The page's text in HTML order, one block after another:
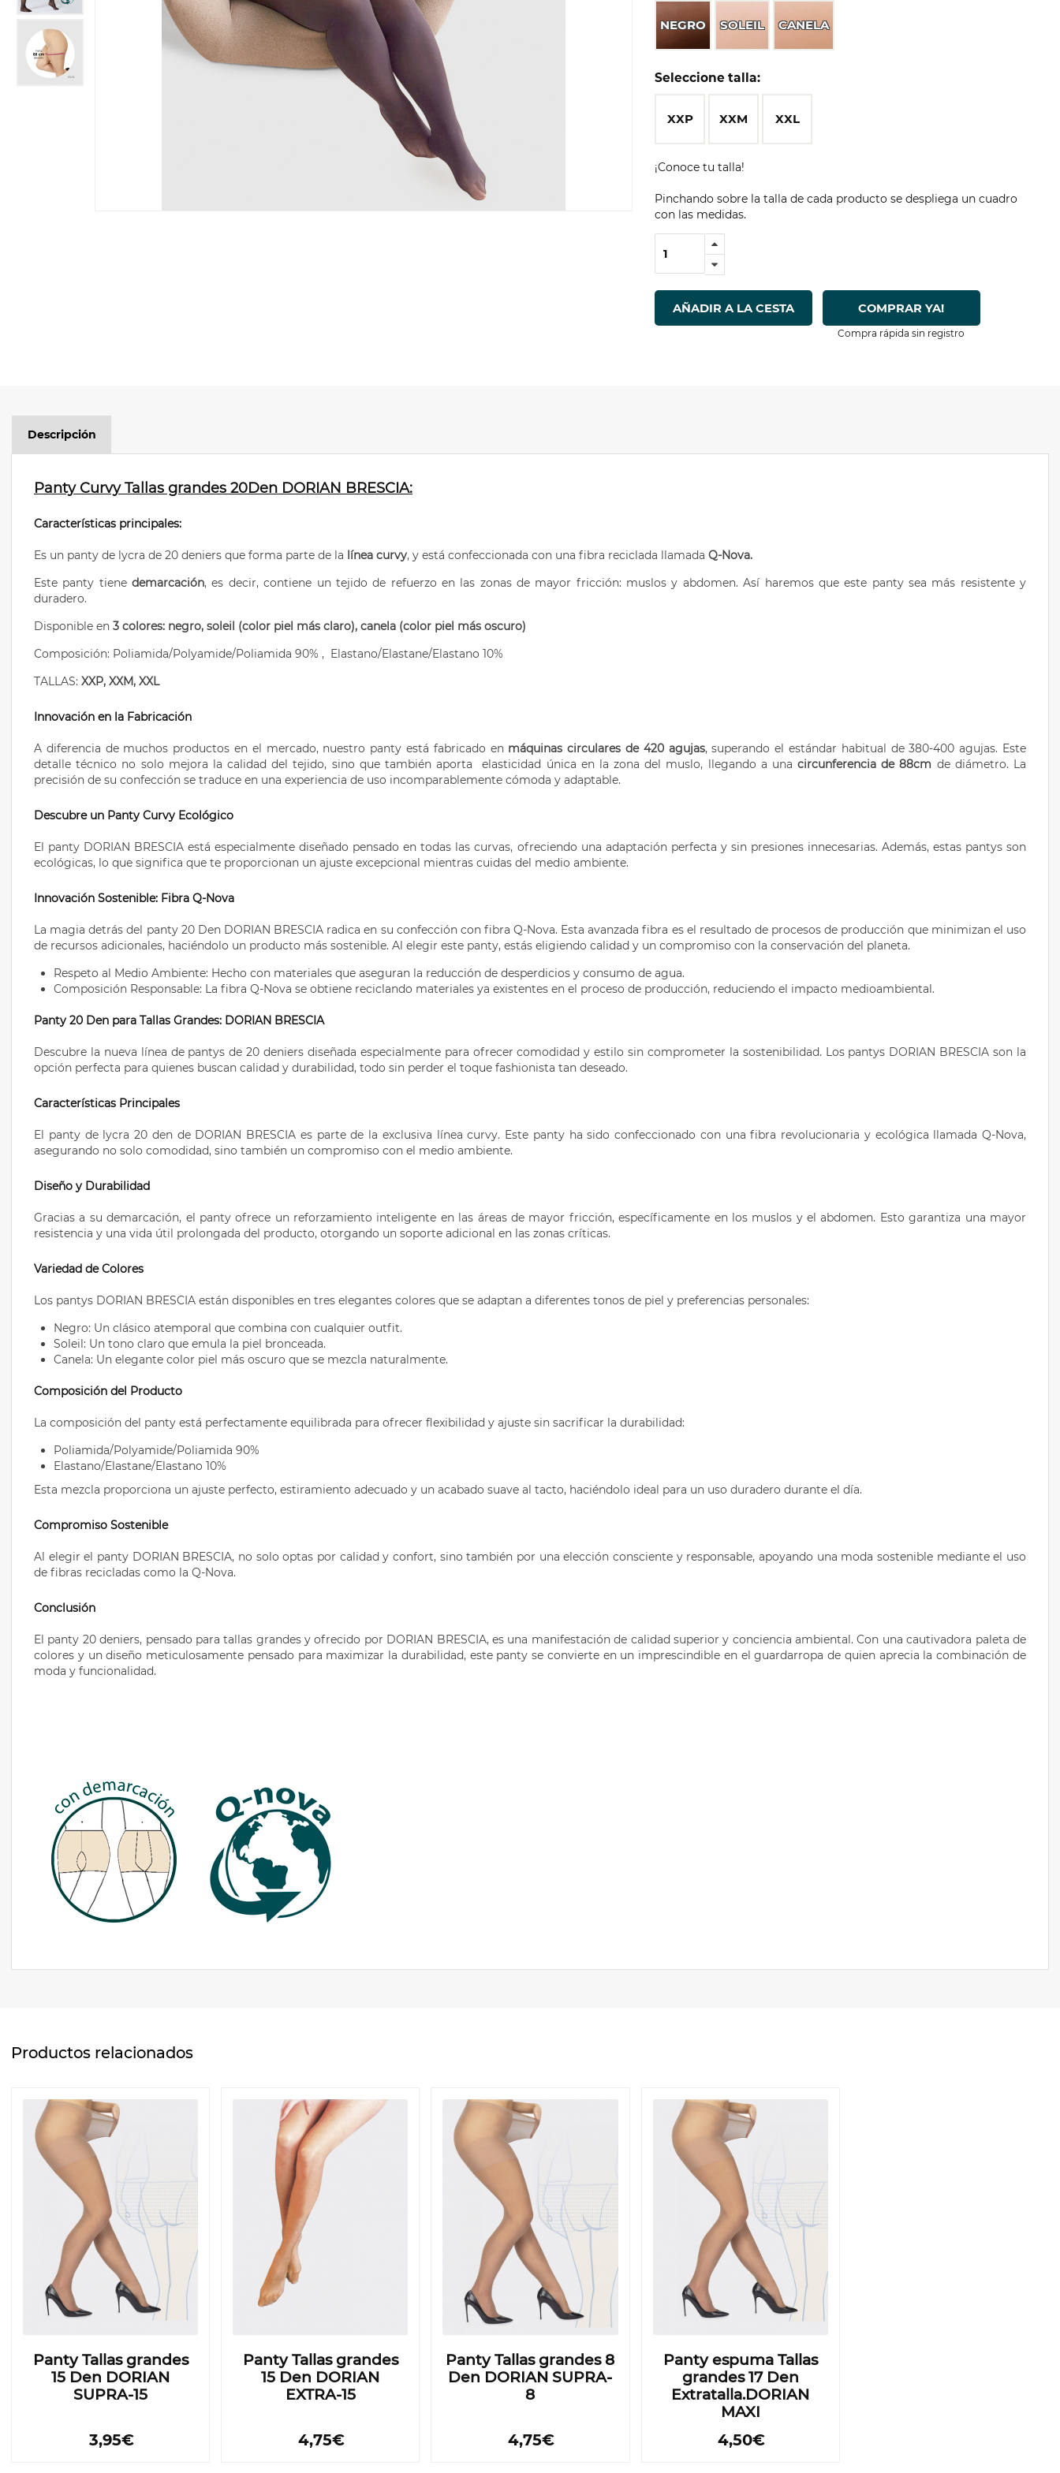
NEGRO SOLEIL CANELA
Seleccione talla:
XXP XXM XXL
¡Conoce tu talla!
Pinchando sobre la talla de cada producto se despliega un cuadro
con las medidas.
AÑADIR A LA CESTA COMPRAR YA!
Compra rápida sin registro
Descripción
Panty Curvy Tallas grandes 20Den DORIAN BRESCIA:
Características principales:
Es un panty de lycra de 20 deniers que forma parte de la línea curvy, y está confeccionada con una fibra reciclada llamada Q-Nova.
Este panty tiene demarcación, es decir, contiene un tejido de refuerzo en las zonas de mayor fricción: muslos y abdomen. Así haremos que este panty sea más resistente y
duradero.
Disponible en 3 colores: negro, soleil (color piel más claro), canela (color piel más oscuro)
Composición: Poliamida/Polyamide/Poliamida 90% , Elastano/Elastane/Elastano 10%
TALLAS: XXP, XXM, XXL
Innovación en la Fabricación
A diferencia de muchos productos en el mercado, nuestro panty está fabricado en máquinas circulares de 420 agujas, superando el estándar habitual de 380-400 agujas. Este
detalle técnico no solo mejora la calidad del tejido, sino que también aporta elasticidad única en la zona del muslo, llegando a unacircunferencia de 88cm de diámetro. La
precisión de su confección se traduce en una experiencia de uso incomparablemente cómoda y adaptable.
Descubre un Panty Curvy Ecológico
El panty DORIAN BRESCIA está especialmente diseñado pensado en todas las curvas, ofreciendo una adaptación perfecta y sin presiones innecesarias. Además, estas pantys son
ecológicas, lo que significa que te proporcionan un ajuste excepcional mientras cuidas del medio ambiente.
Innovación Sostenible: Fibra Q-Nova
La magia detrás del panty 20 Den DORIAN BRESCIA radica en su confección con fibra Q-Nova. Esta avanzada fibra es el resultado de procesos de producción que minimizan el uso
de recursos adicionales, haciéndolo un producto más sostenible. Al elegir este panty, estás eligiendo calidad y un compromiso con la conservación del planeta.
Respeto al Medio Ambiente: Hecho con materiales que aseguran la reducción de desperdicios y consumo de agua.
Composición Responsable: La fibra Q-Nova se obtiene reciclando materiales ya existentes en el proceso de producción, reduciendo el impacto medioambiental.
Panty 20 Den para Tallas Grandes: DORIAN BRESCIA
Descubre la nueva línea de pantys de 20 deniers diseñada especialmente para ofrecer comodidad y estilo sin comprometer la sostenibilidad. Los pantys DORIAN BRESCIA son la
opción perfecta para quienes buscan calidad y durabilidad, todo sin perder el toque fashionista tan deseado.
Características Principales
El panty de lycra 20 den de DORIAN BRESCIA es parte de la exclusiva línea curvy. Este panty ha sido confeccionado con una fibra revolucionaria y ecológica llamada Q-Nova,
asegurando no solo comodidad, sino también un compromiso con el medio ambiente.
Diseño y Durabilidad
Gracias a su demarcación, el panty ofrece un reforzamiento inteligente en las áreas de mayor fricción, específicamente en los muslos y el abdomen. Esto garantiza una mayor
resistencia y una vida útil prolongada del producto, otorgando un soporte adicional en las zonas críticas.
Variedad de Colores
Los pantys DORIAN BRESCIA están disponibles en tres elegantes colores que se adaptan a diferentes tonos de piel y preferencias personales:
Negro: Un clásico atemporal que combina con cualquier outfit.
Soleil: Un tono claro que emula la piel bronceada.
Canela: Un elegante color piel más oscuro que se mezcla naturalmente.
Composición del Producto
La composición del panty está perfectamente equilibrada para ofrecer flexibilidad y ajuste sin sacrificar la durabilidad:
Poliamida/Polyamide/Poliamida 90%
Elastano/Elastane/Elastano 10%
Esta mezcla proporciona un ajuste perfecto, estiramiento adecuado y un acabado suave al tacto, haciéndolo ideal para un uso duradero durante el día.
Compromiso Sostenible
Al elegir el panty DORIAN BRESCIA, no solo optas por calidad y confort, sino también por una elección consciente y responsable, apoyando una moda sostenible mediante el uso
de fibras recicladas como la Q-Nova.
Conclusión
El panty 20 deniers, pensado para tallas grandes y ofrecido por DORIAN BRESCIA, es una manifestación de calidad superior y conciencia ambiental. Con una cautivadora paleta de
colores y un diseño meticulosamente pensado para maximizar la durabilidad, este panty se convierte en un imprescindible en el guardarropa de quien aprecia la combinación de
moda y funcionalidad.
Productos relacionados
Panty Tallas grandes
15 Den DORIAN
SUPRA-15
3,95€
Panty Tallas grandes
15 Den DORIAN
EXTRA-15
4,75€
Panty Tallas grandes 8
Den DORIAN SUPRA-
8
4,75€
Panty espuma Tallas
grandes 17 Den
Extratalla.DORIAN
MAXI
4,50€